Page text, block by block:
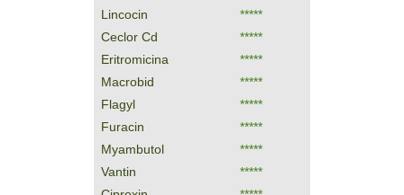
Lincocin
*****
Ceclor Cd
*****
Eritromicina
*****
Macrobid
*****
Flagyl
*****
Furacin
*****
Myambutol
*****
Vantin
*****